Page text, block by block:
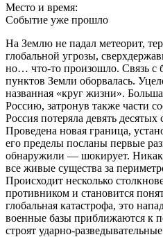
Место и время:
Событие уже прошло
На Землю не падал метеорит,
глобальной угрозы,
но… что-то произошло. Связь с
пунктов Земли оборвалась.
названная «круг жизни».
Россию, затронув также части
Россия потеряла девять
Проведена новая граница,
его пределы посланы первые
обнаружили — шокирует.
все живые существа за
Происходит несколько
противником и становится
глобальная катастрофа, это
военные базы приближаются к
строят ударно-